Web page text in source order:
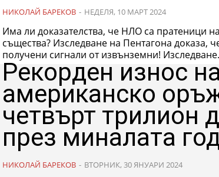
НИКОЛАЙ БАРЕКОВ - НЕДЕЛЯ, 10 МАРТ 2024
Има ли доказателства, че НЛО са пратеници
същества? Изследване на Пентагона доказа, че след 1945 година няма
получени сигнали от извънземни!
Рекорден износ
американско
четвърт трилион
през миналата
НИКОЛАЙ БАРЕКОВ - ВТОРНИК, 30 ЯНУАРИ 2024